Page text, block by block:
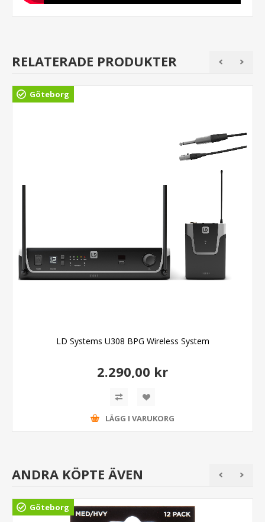
RELATERADE PRODUKTER
Göteborg
LD Systems U308 BPG Wireless System
2.290,00 kr
LÄGG I VARUKORG
ANDRA KÖPTE ÄVEN
Göteborg